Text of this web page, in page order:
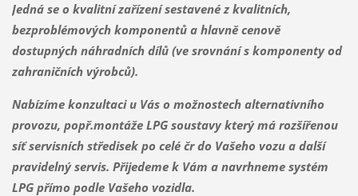
Jedná se o kvalitní zařízení sestavené z kvalitních,
bezproblémových komponentů a hlavně cenově
dostupných náhradních dílů (ve srovnání s komponenty od
zahraničních výrobců).
Nabízíme konzultaci u Vás o možnostech alternativního
provozu, popř.montáže LPG soustavykterý má rozšířenou
síť servisních středisek po celé čr do Vašeho vozu a další
pravidelný servis. Přijedeme k Vám a navrhneme systém
LPG přímo podle Vašeho vozidla.